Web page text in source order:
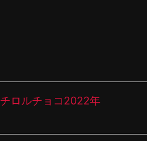
チロルチョコ2022年